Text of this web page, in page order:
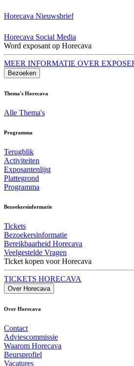
Horecava Nieuwsbrief
Horecava Social Media
Word exposant op Horecava
MEER INFORMATIE OVER
Bezoeken
Thema's Horecava
Alle Thema's
Programma
Terugblik
Activiteiten
Exposantenlijst
Plattegrond
Programma
Bezoekersinformatie
Tickets
Bezoekersinformatie
Bereikbaarheid Horecava
Veelgestelde Vragen
Ticket kopen voor Horecava
TICKETS HORECAVA
Over Horecava
Over Horecava
Contact
Adviescommissie
Waarom Horecava
Beursprofiel
Vacatures